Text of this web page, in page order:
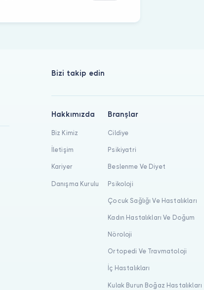
Bizi takip edin
Hakkımızda
Biz Kimiz
İletişim
Kariyer
Danışma Kurulu
Branşlar
Cildiye
Psikiyatri
Beslenme Ve Diyet
Psikoloji
Çocuk Sağlığı Ve Hastalıkları
Kadın Hastalıkları Ve Doğum
Nöroloji
Ortopedi Ve Travmatoloji
İç Hastalıkları
Kulak Burun Boğaz Hastalıkları